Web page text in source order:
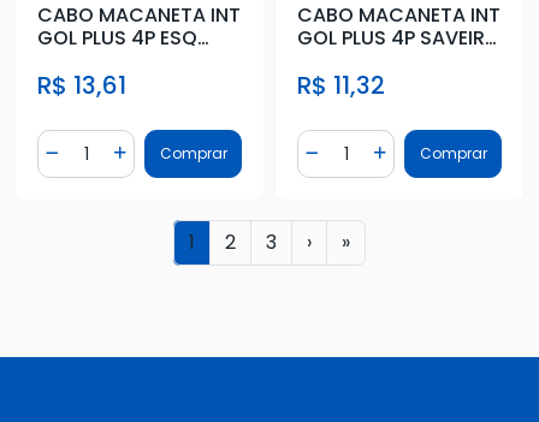
CABO MACANETA INT
GOL PLUS 4P ESQ
R$ 13,61
Diminuir Quantidade
Quantidade
Adicionar Quantidade
Comprar
CABO MACANETA INT
GOL PLUS 4P SAVEIRO
R$ 11,32
Diminuir Quantidade
Quantidade
AdicionarComprar
1 2 3 › »